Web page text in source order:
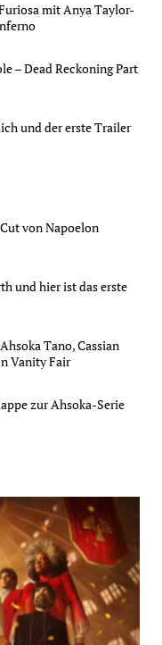
mit Anya Taylor-
– Dead Reckoning Part
und der erste Trailer
von Napoelon
und hier ist das erste
Tano, Cassian
Vanity Fair
zur Ahsoka-Serie